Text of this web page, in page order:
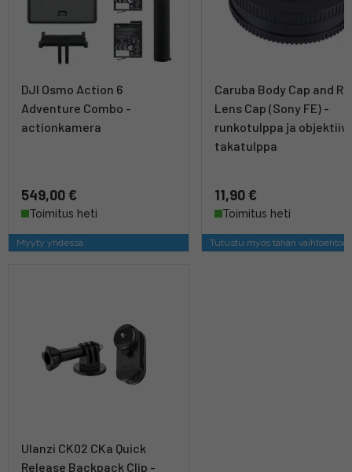
DJI Osmo Action 6
Adventure Combo -
actionkamera
549,00 €
Toimitus heti
Myyty yhdessä
Caruba Body Cap and
Lens Cap (Sony FE) -
runkotulppa ja
takatulppa
11,90 €
Toimitus heti
Tutustu myös tähän
Ulanzi CK02 CKa Quick
Release Backpack Clip -